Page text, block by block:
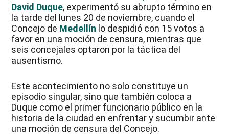
David Duque, experimentó su abrupto término en
la tarde del lunes 20 de noviembre, cuando el
Concejo de Medellín lo despidió con 15 votos a
favor en una moción de censura, mientras que
seis concejales optaron por la táctica del
ausentismo.
Este acontecimiento no solo constituye un
episodio singular, sino que también coloca a
Duque como el primer funcionario público en la
historia de la ciudad en enfrentar y sucumbir ante
una moción de censura del Concejo.